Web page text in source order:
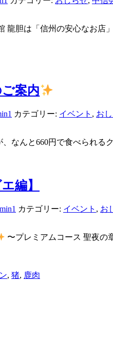
龍胆は「信州の安心なお店
案内
カテゴリー: イベント , お
なんと660円で食べられる
編】
カテゴリー: イベント , お
〜プレミアムコース 聖夜の
, 猪, 鹿肉